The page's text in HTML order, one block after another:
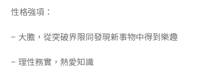
性格強項：
– 大膽，從突破界限同發現新事物中得到樂趣
– 理性務實，熱愛知識